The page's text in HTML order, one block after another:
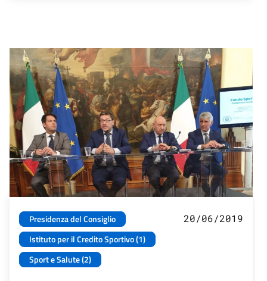
Presidenza del Consiglio
Istituto per il Credito Sportivo (1)
Sport e Salute (2)
20/06/2019